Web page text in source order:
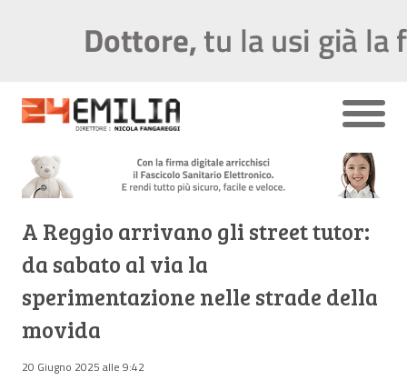
A Reggio arrivano gli street tutor:
da sabato al via la
sperimentazione nelle strade della
movida
20 Giugno 2025 alle 9:42